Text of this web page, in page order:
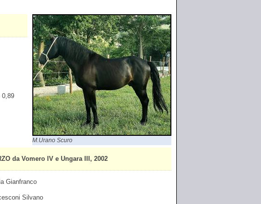
M.Urano Scuro
da Vomero IV e Ungara III, 2002
Gianfranco
Silvano